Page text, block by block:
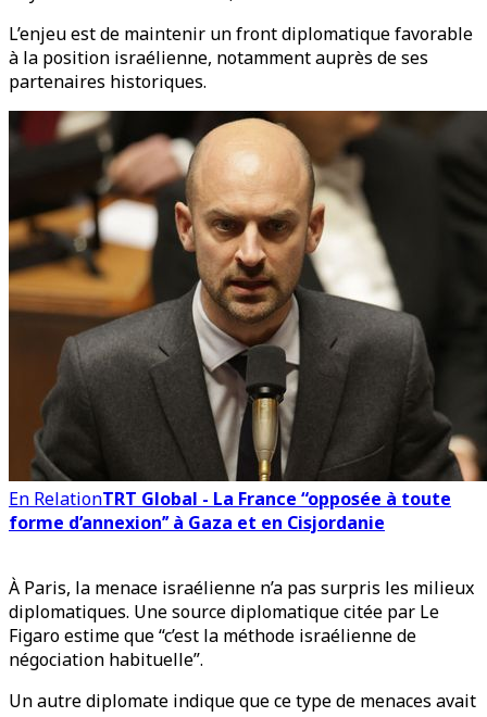
L’enjeu est de maintenir un front diplomatique favorable
à la position israélienne, notamment auprès de ses
partenaires historiques.
En RelationTRT Global - La France “opposée à toute
forme d’annexion’’ à Gaza et en Cisjordanie
À Paris, la menace israélienne n’a pas surpris les milieux
diplomatiques. Une source diplomatique citée par Le
Figaro estime que “c’est la méthode israélienne de
négociation habituelle”.
Un autre diplomate indique que ce type de menaces avait